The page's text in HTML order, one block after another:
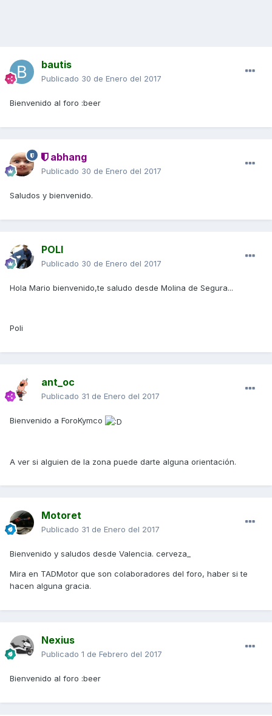
bautis
Publicado 30 de Enero del 2017
Bienvenido al foro :beer
abhang
Publicado 30 de Enero del 2017
Saludos y bienvenido.
POLI
Publicado 30 de Enero del 2017
Hola Mario bienvenido,te saludo desde Molina de Segura...
Poli
ant_oc
Publicado 31 de Enero del 2017
Bienvenido a ForoKymco
A ver si alguien de la zona puede darte alguna orientación.
Motoret
Publicado 31 de Enero del 2017
Bienvenido y saludos desde Valencia. cerveza_
Mira en TADMotor que son colaboradores del foro, haber si te
hacen alguna gracia.
Nexius
Publicado 1 de Febrero del 2017
Bienvenido al foro :beer